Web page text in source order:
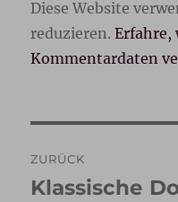
Diese Website
reduzieren.Erfahre,
Kommentardaten
ZURÜCK
Vorheriger
Klassische